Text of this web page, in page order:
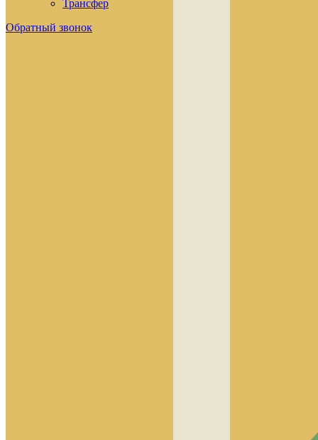
Трансфер
Обратный звонок